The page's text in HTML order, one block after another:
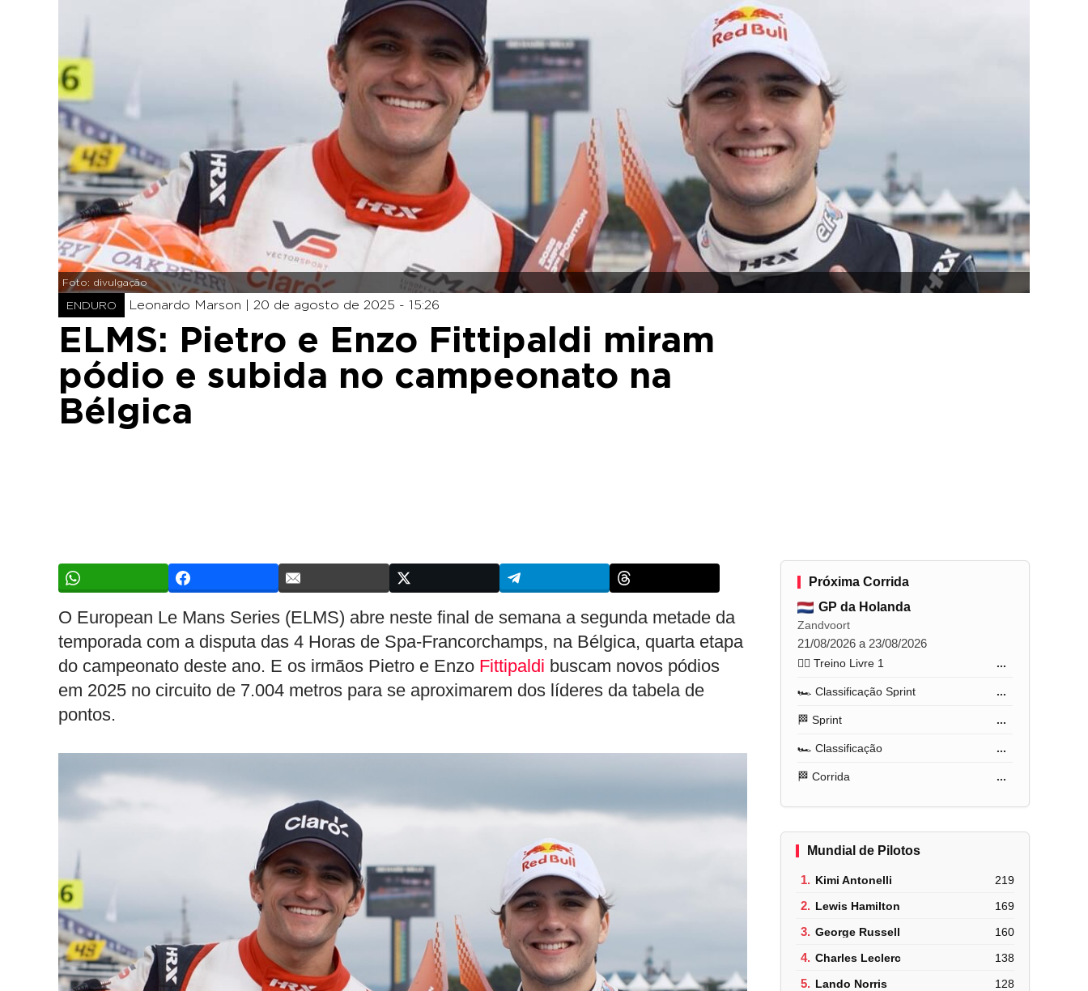
Foto: divulgação
ENDURO Leonardo Marson | 20 de agosto de 2025 - 15:26
ELMS: Pietro e Enzo Fittipaldi miram
pódio e subida no campeonato na
Bélgica
O European Le Mans Series (ELMS) abre neste final de semana a segunda metade da
temporada com a disputa das 4 Horas de Spa-Francorchamps, na Bélgica, quarta etapa
do campeonato deste ano. E os irmãos Pietro e Enzo Fittipaldi buscam novos pódios
em 2025 no circuito de 7.004 metros para se aproximarem dos líderes da tabela de
pontos.
Próxima Corrida
GP da Holanda
Zandvoort
21/08/2026 a 23/08/2026
🏋️‍♂️ Treino Livre 1 ...
🏎️ Classificação Sprint ...
🏁 Sprint ...
🏎️ Classificação ...
🏁 Corrida ...
Mundial de Pilotos
1. Kimi Antonelli 219
2. Lewis Hamilton 169
3. George Russell 160
4. Charles Leclerc 138
5. Lando Norris 128